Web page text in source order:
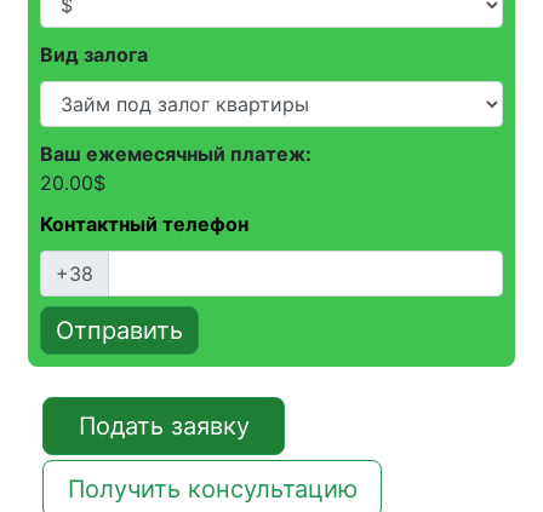
Вид залога
Ваш ежемесячный платеж:
20.00$
Контактный телефон
+38
Отправить
Подать заявку
Получить консультацию